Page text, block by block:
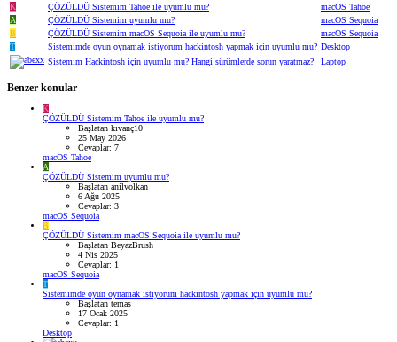
K
ÇÖZÜLDÜ Sistemim Tahoe ile uyumlu mu?
macOS Tahoe
A
ÇÖZÜLDÜ Sistemim uyumlu mu?
macOS Sequoia
B
ÇÖZÜLDÜ Sistemim macOS Sequoia ile uyumlu mu?
macOS Sequoia
T
Sistemimde oyun oynamak istiyorum hackintosh yapmak için uyumlu mu? Desktop
Sistemim Hackintosh için uyumlu mu? Hangi sürümlerde sorun yaratmaz?
Laptop
Benzer konular
K
ÇÖZÜLDÜ Sistemim Tahoe ile uyumlu mu?
Başlatan kıvanç10
25 May 2026
Cevaplar: 7
macOS Tahoe
A
ÇÖZÜLDÜ Sistemim uyumlu mu?
Başlatan anilvolkan
6 Ağu 2025
Cevaplar: 3
macOS Sequoia
B
ÇÖZÜLDÜ Sistemim macOS Sequoia ile uyumlu mu?
Başlatan BeyazBrush
4 Nis 2025
Cevaplar: 1
macOS Sequoia
T
Sistemimde oyun oynamak istiyorum hackintosh yapmak için uyumlu mu?
Başlatan temas
17 Ocak 2025
Cevaplar: 1
Desktop